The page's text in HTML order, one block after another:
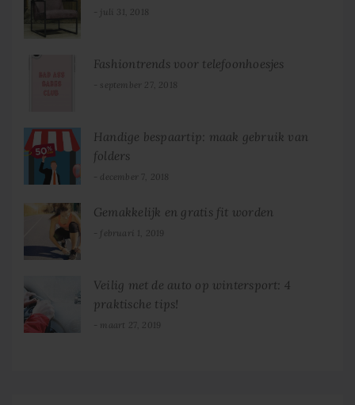
juli 31, 2018
Fashiontrends voor telefoonhoesjes
september 27, 2018
Handige bespaartip: maak gebruik van
folders
december 7, 2018
Gemakkelijk en gratis fit worden
februari 1, 2019
Veilig met de auto op wintersport: 4
praktische tips!
maart 27, 2019